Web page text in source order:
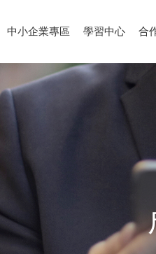
中小企業專區 學習中心 合